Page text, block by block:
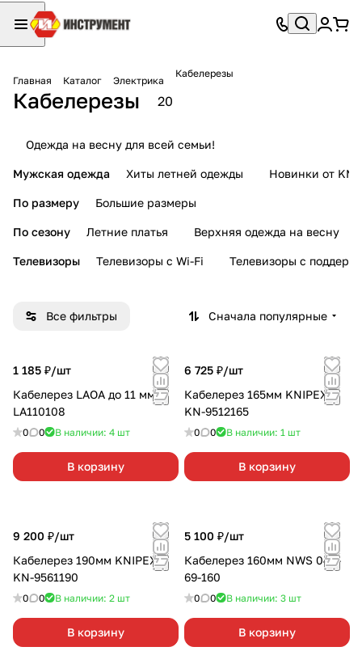
Главная Каталог Электрика
Кабелерезы
Кабелерезы 20
Одежда на весну для всей семьи!
Мужская одежда Хиты летней одежды Новинки от KMI
По размеру Большие размеры
По сезону Летние платья Верхняя одежда на весну
Телевизоры Телевизоры с Wi-Fi Телевизоры с
Все фильтры Сначала популярные
1 185 ₽/шт
Кабелерез LAOA до 11 мм
LA110108
0 0 В наличии: 4 шт
В корзину
6 725 ₽/шт
Кабелерез 165мм KNIPEX
KN-9512165
0 0 В наличии: 1 шт
В корзину
9 200 ₽/шт
Кабелерез 190мм KNIPEX
KN-9561190
0 0 В наличии: 2 шт
В корзину
5 100 ₽/шт
Кабелерез 160мм NWS 043-
69-160
0 0 В наличии: 3 шт
В корзину